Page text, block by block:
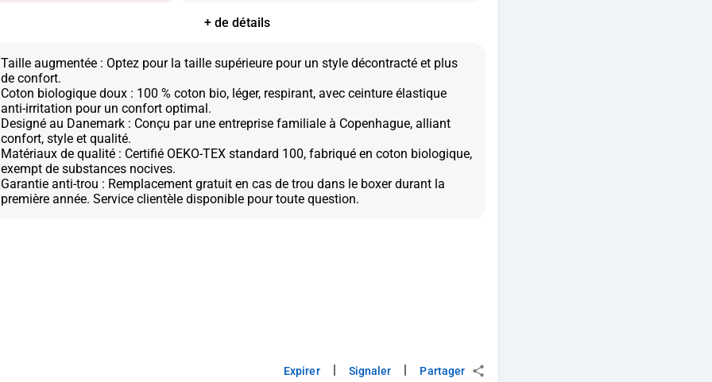
+ de détails
Taille augmentée : Optez pour la taille supérieure pour un style décontracté et plus
de confort.
Coton biologique doux : 100 % coton bio, léger, respirant, avec ceinture élastique
anti-irritation pour un confort optimal.
Designé au Danemark : Conçu par une entreprise familiale à Copenhague, alliant
confort, style et qualité.
Matériaux de qualité : Certifié OEKO-TEX standard 100, fabriqué en coton biologique,
exempt de substances nocives.
Garantie anti-trou : Remplacement gratuit en cas de trou dans le boxer durant la
Expirer Signaler Partager